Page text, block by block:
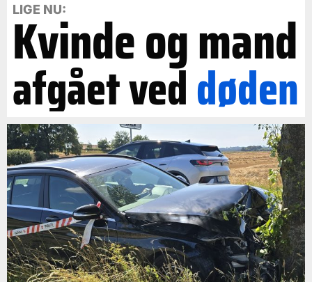
LIGE NU:
Kvinde og mand
afgået veddøden